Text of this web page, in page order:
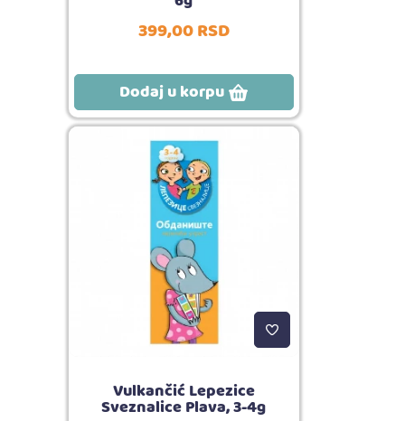
399,00RSD
Dodaj u korpu
Vulkančić Lepezice
Sveznalice Plava, 3-4g